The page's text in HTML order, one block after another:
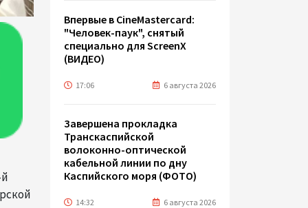
Впервые в CineMastercard:
"Человек-паук", снятый
специально для ScreenX
(ВИДЕО)
17:06 6 августа 2026
Завершена прокладка
Транскаспийской
волоконно-оптической
кабельной линии по дну
Каспийского моря (ФОТО)
14:32 6 августа 2026